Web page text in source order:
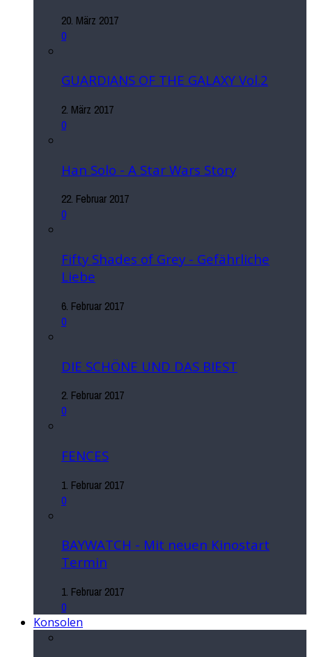
20. März 2017
0
GUARDIANS OF THE GALAXY Vol.2
2. März 2017
0
Han Solo - A Star Wars Story
22. Februar 2017
0
Fifty Shades of Grey - Gefährliche
Liebe
6. Februar 2017
0
DIE SCHÖNE UND DAS BIEST
2. Februar 2017
0
FENCES
1. Februar 2017
0
BAYWATCH - Mit neuen Kinostart
Termin
1. Februar 2017
0
Konsolen